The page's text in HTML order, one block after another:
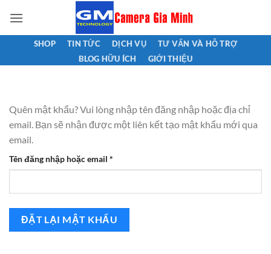
qua
nội
SHOP TIN TỨC DỊCH VỤ
TƯ VẤN VÀ HỖ TRỢ
BLOG HỮU ÍCH
GIỚI THIỆU
Quên mật khẩu? Vui lòng nhập tên đăng nhập hoặc địa chỉ
email. Bạn sẽ nhận được một liên kết tạo mật khẩu mới qua
email.
Tên đăng nhập hoặc email *
buộc
ĐẶT LẠI MẬT KHẨU